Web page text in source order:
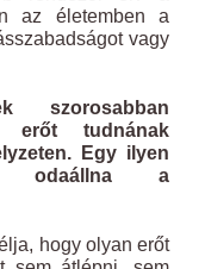
az életemben a
vagy
szorosabban
erőt tudnának
Egy ilyen
odaállna a
hogy olyan erőt